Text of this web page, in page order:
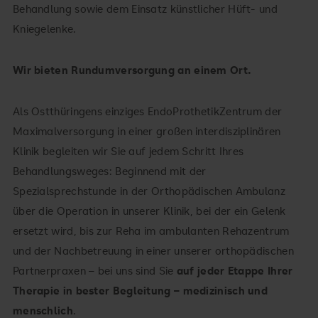
Behandlung sowie dem Einsatz künstlicher Hüft- und
Kniegelenke.
Wir bieten Rundumversorgung an einem Ort.
Als Ostthüringens einziges EndoProthetikZentrum der
Maximalversorgung in einer großen interdisziplinären
Klinik begleiten wir Sie auf jedem Schritt Ihres
Behandlungsweges: Beginnend mit der
Spezialsprechstunde in der Orthopädischen Ambulanz
über die Operation in unserer Klinik, bei der ein Gelenk
ersetzt wird, bis zur Reha im ambulanten Rehazentrum
und der Nachbetreuung in einer unserer orthopädischen
Partnerpraxen – bei uns sind Sie auf jeder Etappe Ihrer
Therapie in bester Begleitung – medizinisch und
menschlich.